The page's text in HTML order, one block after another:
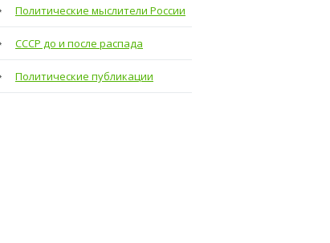
Политические мыслители России
СССР до и после распада
Политические публикации